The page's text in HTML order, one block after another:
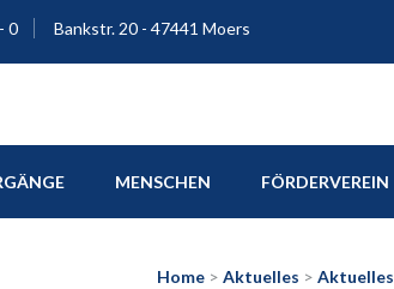
0 Bankstr. 20 - 47441 Moers
Moers
MENSCHEN FÖRDERVEREIN
Home > Aktuelles > Aktuelles